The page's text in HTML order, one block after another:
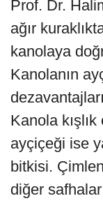
Prof. Dr.
ağır
kanolaya
Kanolanın
Kanola
ayçiçeği ise
bitkisi.
diğer